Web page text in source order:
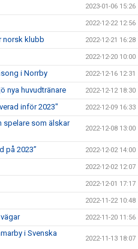
2023-01-06 15:26
2022-12-22 12:56
norsk klubb 2022-12-21 16:28
2022-12-20 10:00
i Norrby 2022-12-16 12:31
nya huvudtränare 2022-12-12 18:30
inför 2023" 2022-12-09 16:33
spelare som älskar
2022-12-08 13:00
på 2023” 2022-12-02 14:00
2022-12-02 12:07
2022-12-01 17:17
2022-11-22 10:48
2022-11-20 11:56
i Svenska
2022-11-13 18:07